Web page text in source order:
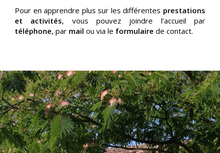
Pour en apprendre plus sur les différentes prestations
et activités, vous pouvez joindre l’accueil par
téléphone, par mail ou via le formulaire de contact.